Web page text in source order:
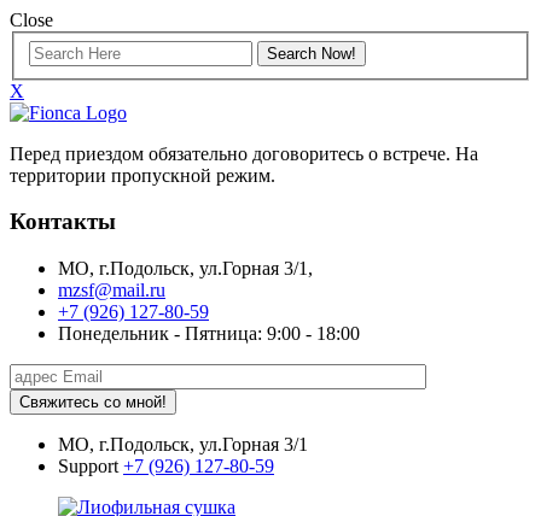
Close
X
Перед приездом обязательно договоритесь о встрече. На
территории пропускной режим.
Контакты
МО, г.Подольск, ул.Горная 3/1,
mzsf@mail.ru
+7 (926) 127-80-59
Понедельник - Пятница: 9:00 - 18:00
Свяжитесь со мной!
МО, г.Подольск, ул.Горная 3/1
Support +7 (926) 127-80-59